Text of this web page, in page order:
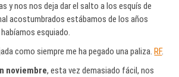
y nos nos deja dar el salto a los esquís de
acostumbrados estábamos de los años
esquiado.
como siempre me ha pegado una paliza.RF.
noviembre, esta vez demasiado fácil, nos